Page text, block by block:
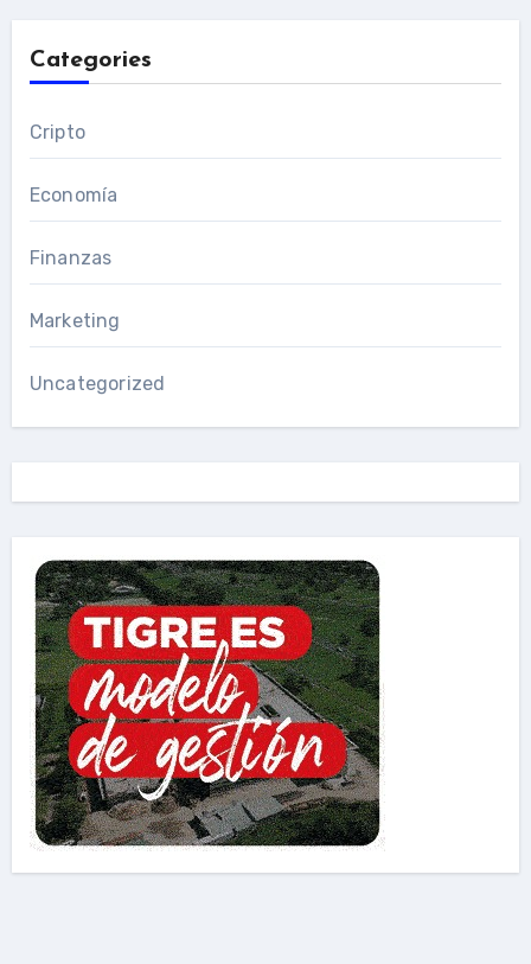
Categories
Cripto
Economía
Finanzas
Marketing
Uncategorized